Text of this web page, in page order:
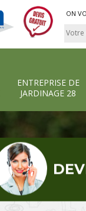
ON
ENTREPRISE DE
JARDINAGE 28